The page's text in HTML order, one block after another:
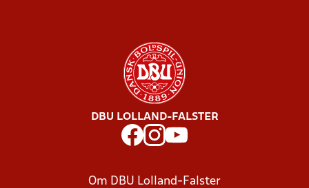
DBU LOLLAND-FALSTER
Om DBU Lolland-Falster